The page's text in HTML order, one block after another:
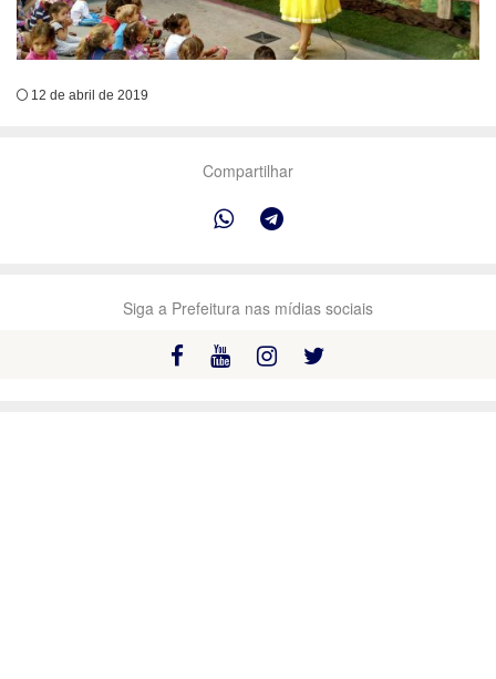
12 de abril de 2019
Compartilhar
Siga a Prefeitura nas mídias sociais